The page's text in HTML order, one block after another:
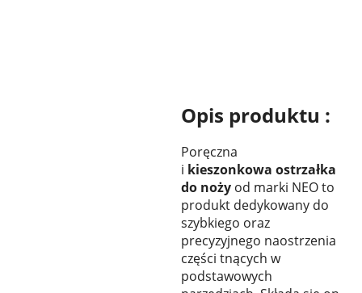
Opis produktu :
Poręczna
i kieszonkowa ostrzałka
do noży od marki NEO to
produkt dedykowany do
szybkiego oraz
precyzyjnego naostrzenia
części tnących w
podstawowych